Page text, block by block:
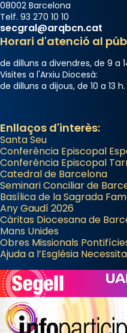
08002 Barcelona
Telf. 93 270 10 10
secgral@arqbcn.cat
Horari d'atenció al
de dilluns a divendres, de 9 a
Visites a l'Arxiu Diocesà:
de dilluns a dijous, de 10 a 13 h.
Enllaços d'interès:
Santa Seu
Conferència Episcopal
Conferència Episcopal
Catedral de Barcelona
Seminari Conciliar de
Basílica de la Sagrada
Any Gaudí 2026
Càritas Diocesana de
Mans Unides
Obres Missionals
Ajuda a l’Església